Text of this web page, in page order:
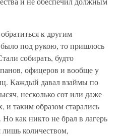
к другим
под рукою, то пришлось
собирать, будто
офицеров и вообще у
Каждый давал взаймы по
несколько сот или даже
и таким образом старались
как никто не брал в лагерь
лишь количеством,